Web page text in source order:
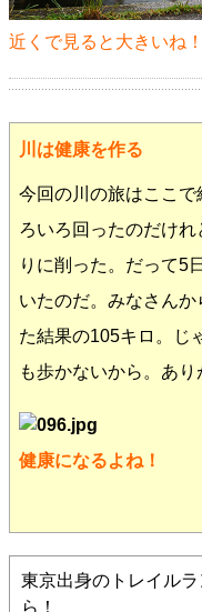
近くで見ると大きいね！
川は健康を作る
今回の川の旅はここ
ろいろ回ったのだけ
りに削った。だって5
いたのだ。みなさん
た結果の105キロ。じ
も歩かないから。あり
健康になるよね！
東京出身のトレイル
ら！